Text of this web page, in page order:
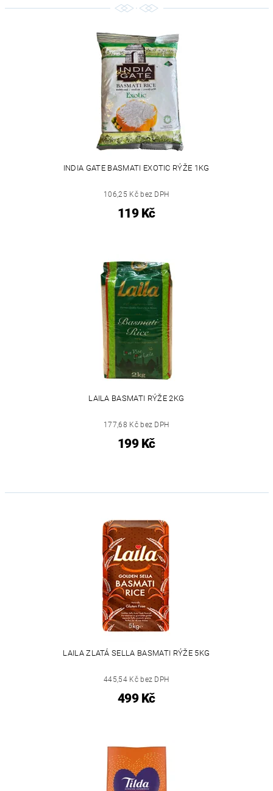
INDIA GATE BASMATI EXOTIC RÝŽE 1KG
106,25 Kč bez DPH
119 Kč
LAILA BASMATI RÝŽE 2KG
177,68 Kč bez DPH
199 Kč
LAILA ZLATÁ SELLA BASMATI RÝŽE 5KG
445,54 Kč bez DPH
499 Kč